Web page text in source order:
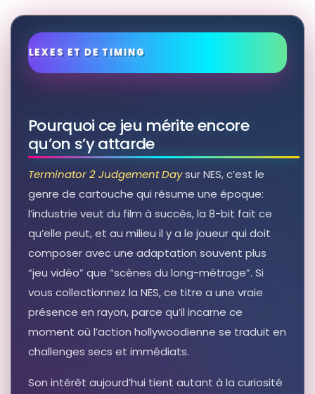
Pourquoi ce jeu mérite encore
qu’on s’y attarde
Terminator 2 Judgement Daysur NES, c’est le
genre de cartouche qui résume une époque:
l’industrie veut du film à succès, la 8-bit fait ce
qu’elle peut, et au milieu il y a le joueur qui doit
composer avec une adaptation souvent plus
“jeu vidéo” que “scènes du long-métrage”. Si
vous collectionnez la NES, ce titre a une vraie
présence en rayon, parce qu’il incarne ce
moment où l’action hollywoodienne se traduit en
challenges secs et immédiats.
Son intérêt aujourd’hui tient autant à la curiosité